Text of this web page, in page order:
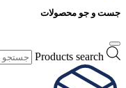
جست و جو محصولات
Products search